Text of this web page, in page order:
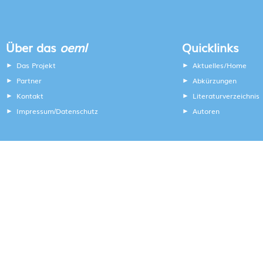
Über das oeml
Das Projekt
Partner
Kontakt
Impressum/Datenschutz
Quicklinks
Aktuelles/Home
Abkürzungen
Literaturverzeichnis
Autoren